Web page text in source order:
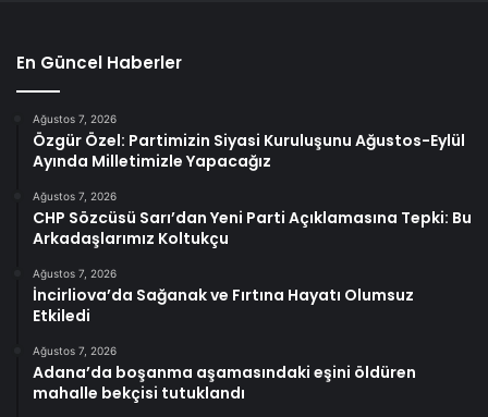
En Güncel Haberler
Ağustos 7, 2026
Özgür Özel: Partimizin Siyasi Kuruluşunu Ağustos-Eylül
Ayında Milletimizle Yapacağız
Ağustos 7, 2026
CHP Sözcüsü Sarı’dan Yeni Parti Açıklamasına Tepki: Bu
Arkadaşlarımız Koltukçu
Ağustos 7, 2026
İncirliova’da Sağanak ve Fırtına Hayatı Olumsuz
Etkiledi
Ağustos 7, 2026
Adana’da boşanma aşamasındaki eşini öldüren
mahalle bekçisi tutuklandı